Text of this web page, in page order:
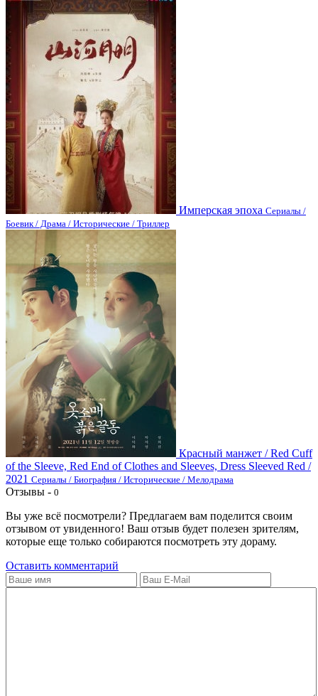
Имперская эпоха Сериалы /
Боевик / Драма / Исторические / Триллер
Красный манжет / Red Cuff
of the Sleeve, Red End of Clothes and Sleeves, Dress Sleeved Red /
2021 Сериалы / Биография / Исторические / Мелодрама
Отзывы - 0
Вы уже всё посмотрели? Предлагаем вам поделится своим
отзывом от увиденного! Ваш отзыв будет полезен зрителям,
которые еще только собираются посмотреть эту дораму.
Оставить комментарий